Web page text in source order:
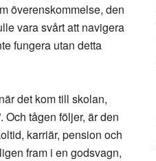
överenskommelse, den
vara svårt att navigera
fungera utan detta
det kom till skolan,
Och tågen följer, är den
karriär, pension och
fram i en godsvagn,